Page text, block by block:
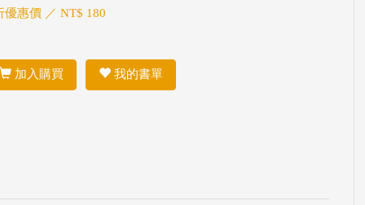
優惠價 ／ NT$ 180
加入購買 我的書單